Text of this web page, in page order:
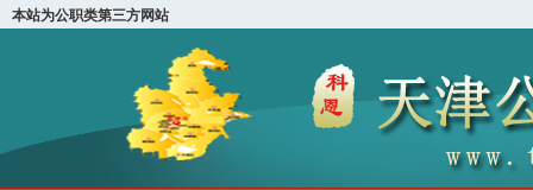
本站为公职类第三方网站